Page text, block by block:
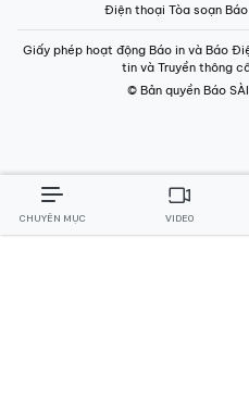
Điện thoại Tòa soạn
Giấy phép hoạt động Báo in và Báo
tin và Truyền thông
© Bản quyền Báo
CHUYÊN MỤC VIDEO